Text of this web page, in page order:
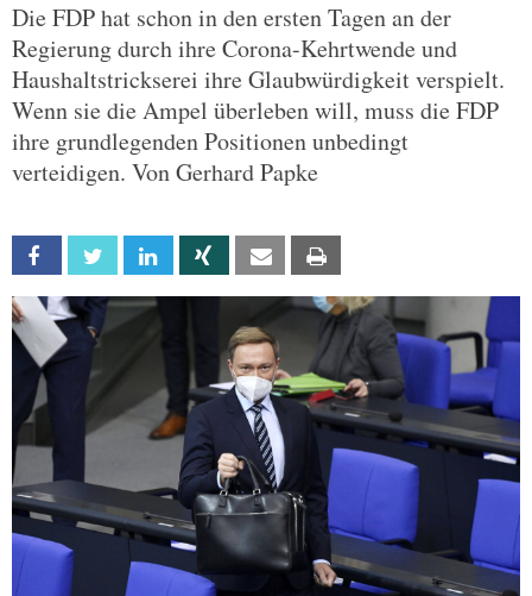
Die FDP hat schon in den ersten Tagen an der
Regierung durch ihre Corona-Kehrtwende und
Haushaltstrickserei ihre Glaubwürdigkeit verspielt.
Wenn sie die Ampel überleben will, muss die FDP
ihre grundlegenden Positionen unbedingt
verteidigen. Von Gerhard Papke
Facebook Twitter Linkedin Xing Email